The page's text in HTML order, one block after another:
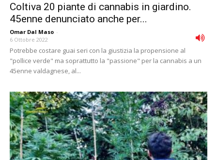
Coltiva 20 piante di cannabis in giardino.
45enne denunciato anche per...
Omar Dal Maso -
6 Ottobre 2022
Potrebbe costare guai seri con la giustizia la propensione al
"pollice verde" ma soprattutto la "passione" per la cannabis a un
45enne valdagnese, al...